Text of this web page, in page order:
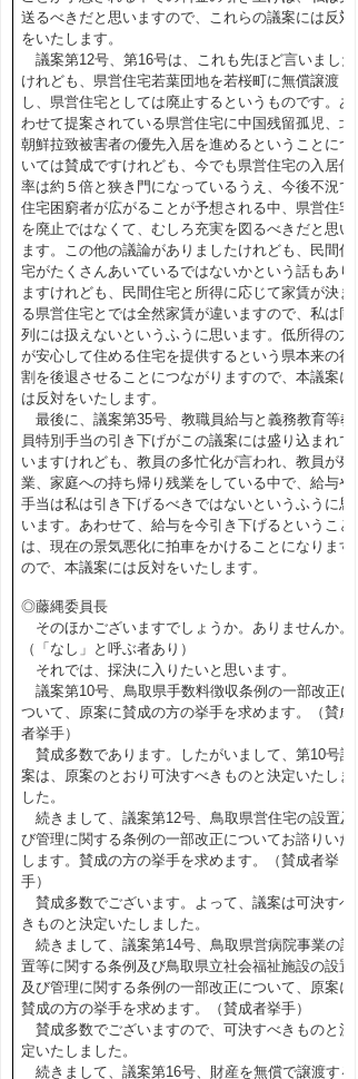
送るべきだと思いますので、これらの議案には反対
をいたします。
議案第12号、第16号は、これも先ほど言いました
けれども、県営住宅若葉団地を若桜町に無償譲渡
し、県営住宅としては廃止するというものです。あ
わせて提案されている県営住宅に中国残留孤児、北
朝鮮拉致被害者の優先入居を進めるということにつ
いては賛成ですけれども、今でも県営住宅の入居倍
率は約５倍と狭き門になっているうえ、今後不況で
住宅困窮者が広がることが予想される中、県営住宅
を廃止ではなくて、むしろ充実を図るべきだと思い
ます。この他の議論がありましたけれども、民間住
宅がたくさんあいているではないかという話もあり
ますけれども、民間住宅と所得に応じて家賃が決ま
る県営住宅とでは全然家賃が違いますので、私は同
列には扱えないというふうに思います。低所得の方
が安心して住める住宅を提供するという県本来の役
割を後退させることにつながりますので、本議案に
は反対をいたします。
最後に、議案第35号、教職員給与と義務教育等教
員特別手当の引き下げがこの議案には盛り込まれて
いますけれども、教員の多忙化が言われ、教員が残
業、家庭への持ち帰り残業をしている中で、給与や
手当は私は引き下げるべきではないというふうに思
います。あわせて、給与を今引き下げるということ
は、現在の景気悪化に拍車をかけることになります
ので、本議案には反対をいたします。
◎藤縄委員長
そのほかございますでしょうか。ありませんか。
（「なし」と呼ぶ者あり）
それでは、採決に入りたいと思います。
議案第10号、鳥取県手数料徴収条例の一部改正に
ついて、原案に賛成の方の挙手を求めます。（賛成
者挙手）
賛成多数であります。したがいまして、第10号議
案は、原案のとおり可決すべきものと決定いたしま
した。
続きまして、議案第12号、鳥取県営住宅の設置及
び管理に関する条例の一部改正についてお諮りいた
します。賛成の方の挙手を求めます。（賛成者挙
手）
賛成多数でございます。よって、議案は可決すべ
きものと決定いたしました。
続きまして、議案第14号、鳥取県営病院事業の設
置等に関する条例及び鳥取県立社会福祉施設の設置
及び管理に関する条例の一部改正について、原案に
賛成の方の挙手を求めます。（賛成者挙手）
賛成多数でございますので、可決すべきものと決
定いたしました。
続きまして、議案第16号、財産を無償で譲渡する